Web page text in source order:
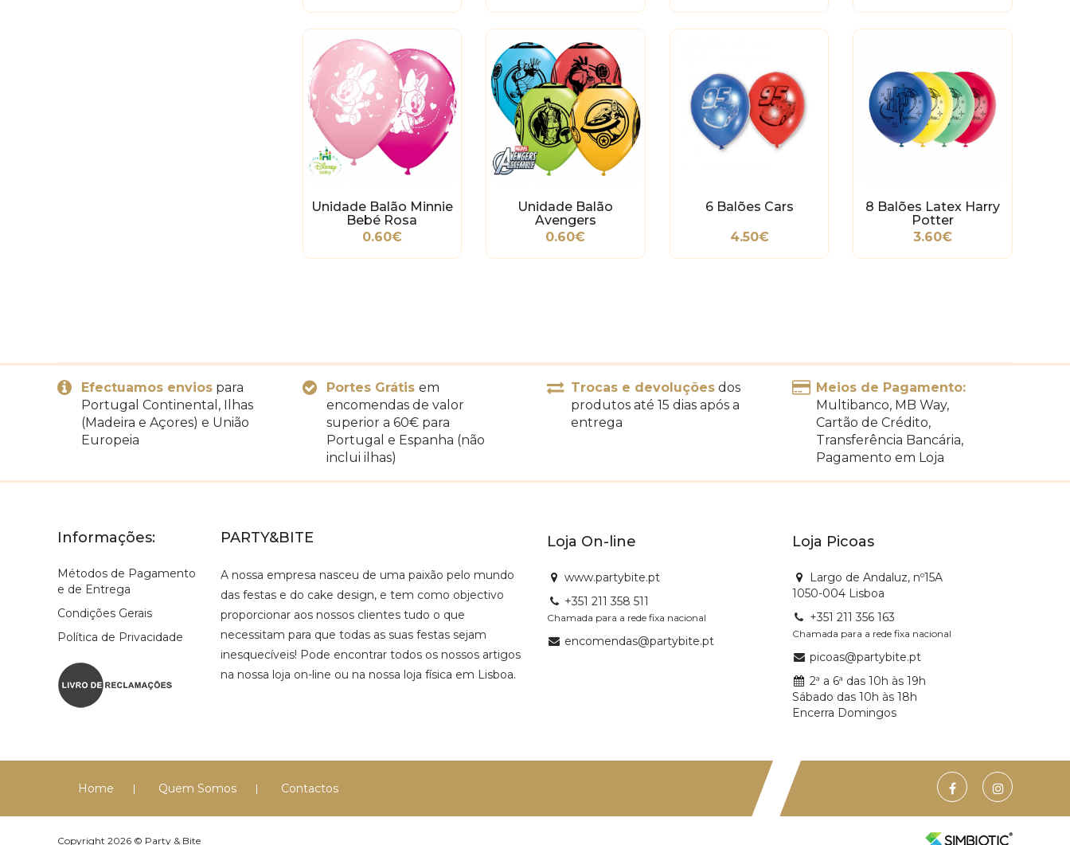
Unidade Balão Minnie
Bebé Rosa
0.60€
Unidade Balão
Avengers
0.60€
6 Balões Cars
4.50€
8 Balões Latex Harry
Potter
3.60€
Efectuamos envios para
Portugal Continental, Ilhas
(Madeira e Açores) e União
Europeia
Portes Grátis em
encomendas de valor
superior a 60€ para
Portugal e Espanha (não
inclui ilhas)
Trocas e devoluções dos
produtos até 15 dias após a
entrega
Meios de Pagamento:
Multibanco, MB Way,
Cartão de Crédito,
Transferência Bancária,
Pagamento em Loja
Informações:
Métodos de Pagamento
e de Entrega
Condições Gerais
Política de Privacidade
PARTY&BITE
A nossa empresa nasceu de uma paixão pelo mundo
das festas e do cake design, e tem como objectivo
proporcionar aos nossos clientes tudo o que
necessitam para que todas as suas festas sejam
inesquecíveis! Pode encontrar todos os nossos artigos
na nossa loja on-line ou na nossa loja física em Lisboa.
Loja On-line
www.partybite.pt
+351 211 358 511
Chamada para a rede fixa nacional
encomendas@partybite.pt
Loja Picoas
Largo de Andaluz, nº15A
1050-004 Lisboa
+351 211 356 163
Chamada para a rede fixa nacional
picoas@partybite.pt
2ª a 6ª das 10h às 19h
Sábado das 10h às 18h
Encerra Domingos
Home Quem Somos Contactos
Copyright 2026 © Party & Bite